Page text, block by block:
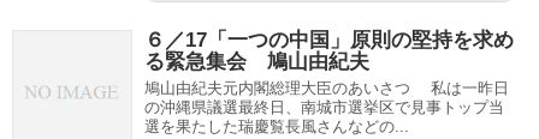
６／17‌「一つの中国」原則の堅持を求め
る緊急集会 鳩山由紀夫
鳩山由紀夫元内閣総理大臣のあいさつ 私は一昨日
の沖縄県議選最終日、南城市選挙区で見事トップ当
選を果たした瑞慶覧長風さんなどの...